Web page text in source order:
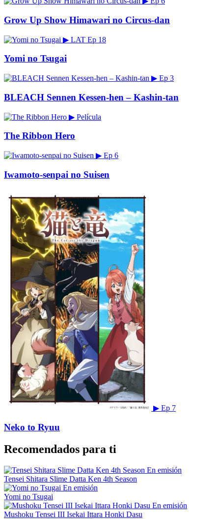
Grow Up Show Himawari no Circus-dan
▶ LAT Ep 18
Yomi no Tsugai
▶ Ep 3
BLEACH Sennen Kessen-hen – Kashin-tan
▶ Película
The Ribbon Hero
▶ Ep 6
Iwamoto-senpai no Suisen
▶ Ep 7
Neko to Ryuu
Recomendados para ti
En emisión
Tensei Shitara Slime Datta Ken 4th Season
En emisión
Yomi no Tsugai
En emisión
Mushoku Tensei III Isekai Ittara Honki Dasu